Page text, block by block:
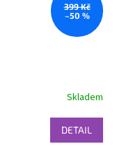
399 Kč
–50 %
Skladem
DETAIL